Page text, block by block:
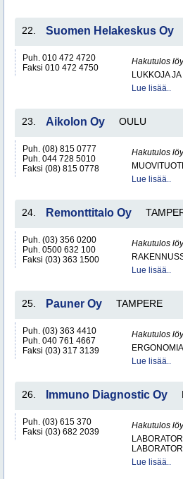
22. Suomen Helakeskus Oy
Puh. 010 472 4720
Faksi 010 472 4750
Hakutulos
LUKKOJA
Lue lisää..
23. Aikolon Oy OULU
Puh. (08) 815 0777
Puh. 044 728 5010
Faksi (08) 815 0778
Hakutulos
Lue lisää..
24. Remonttitalo Oy
Puh. (03) 356 0200
Puh. 0500 632 100
Faksi (03) 363 1500
Hakutulos
Lue lisää..
25. Pauner Oy TAMPERE
Puh. (03) 363 4410
Puh. 040 761 4667
Faksi (03) 317 3139
Hakutulos
Lue lisää..
26. Immuno Diagnostic Oy
Puh. (03) 615 370
Faksi (03) 682 2039
Hakutulos
Lue lisää..